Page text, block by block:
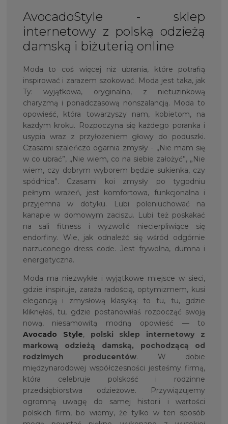
AvocadoStyle - sklep
internetowy z polską odzieżą
damską i biżuterią online
Moda to coś więcej niż ubrania, które potrafią
inspirować i zarazem szokować. Moda jest taka, jak
Ty: wyjątkowa, oryginalna, z nietuzinkową
charyzmą i ponadczasową nonszalancją. Moda to
opowieść, która towarzyszy nam, kobietom, na
każdym kroku. Rozpoczyna się każdego poranka i
usypia wraz z przyłożeniem głowy do poduszki.
Czasami szaleńczo ogarnia zmysły - „Nie mam się
w co ubrać”, „Nie wiem, co na siebie założyć”, „Nie
wiem, czy dobrym wyborem będzie sukienka, czy
spódnica”. Czasami koi zmysły po tygodniu
pełnym wrażeń, jest komfortowa, funkcjonalna i
przyjemna w dotyku. Lubi poleniuchować na
kanapie w domowym zaciszu. Lubi też poskakać
na sali fitness i wyzwolić niecierpliwiące się
endorfiny. Wie, jak odnaleźć się wśród odgórnie
narzuconego dress code. Jest frywolna, dumna i
energetyczna.
Moda ma niezwykłe i wyjątkowe miejsce w sieci,
gdzie inspiruje, zaraża radością, optymizmem, kusi
elegancją i zmysłową klasyką: to tu, tu, gdzie
kliknęłaś, tu, gdzie postanowiłaś rozpocząć swoją
nową, niesamowitą modną opowieść — to
Avocado Style, polski sklep internetowy z
markową odzieżą damską, pochodzącą od
rodzimych producentów. W dobie
międzynarodowej współczesności jesteśmy firmą,
która celebruje polskość i rodzinne
przedsiębiorstwa odzieżowe. Przywiązujemy
ogromną uwagę do samej historii i wartości
polskich firm, bo wiemy, że tylko w ten sposób